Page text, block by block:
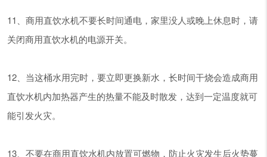
11、商用直饮水机不要长时间通电，家里没人或晚上休息时，请
关闭商用直饮水机的电源开关。
12、当这桶水用完时，要立即更换新水，长时间干烧会造成商用
直饮水机内加热器产生的热量不能及时散发，达到一定温度就可
能引发火灾。
13、不要在商用直饮水机内放置可燃物，防止火灾发生后火势蔓